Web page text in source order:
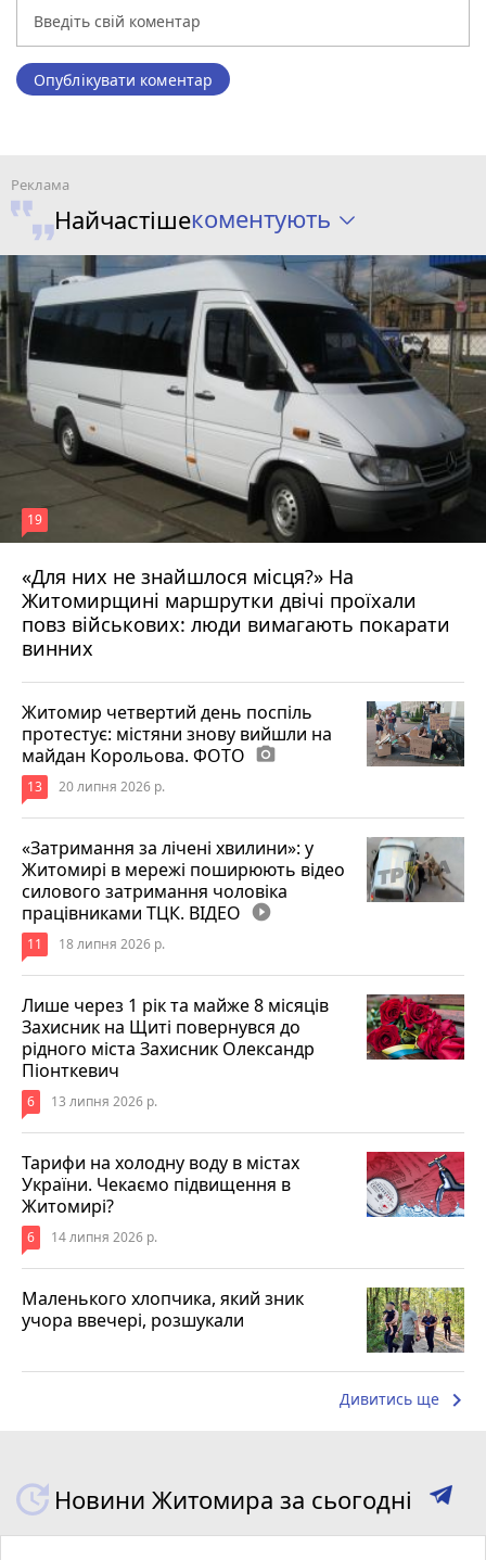
Опублікувати коментар
Найчастішекоментують
«Для них не знайшлося місця?» На
Житомирщині маршрутки двічі проїхали
повз військових: люди вимагають покарати
винних
19
17 липня 2026 р.
Житомир четвертий день поспіль
протестує: містяни знову вийшли на
майдан Корольова. ФОТО photo_camera
13 20 липня 2026 р.
«Затримання за лічені хвилини»: у
Житомирі в мережі поширюють відео
силового затримання чоловіка
працівниками ТЦК. ВІДЕО play_circle_filled
11 18 липня 2026 р.
Лише через 1 рік та майже 8 місяців
Захисник на Щиті повернувся до
рідного міста Захисник Олександр
Піонткевич
6 13 липня 2026 р.
Тарифи на холодну воду в містах
України. Чекаємо підвищення в
Житомирі?
6 14 липня 2026 р.
Маленького хлопчика, який зник
учора ввечері, розшукали
Дивитись ще keyboard_arrow_right
Новини Житомира за сьогодні